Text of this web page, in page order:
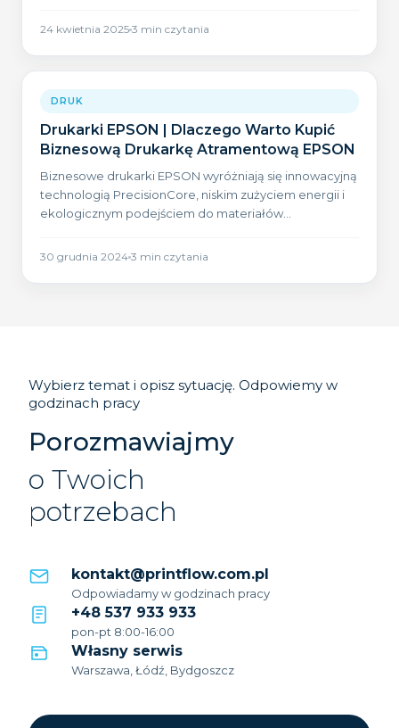
24 kwietnia 2025 3 min czytania
DRUK
Drukarki EPSON | Dlaczego Warto Kupić
Biznesową Drukarkę Atramentową EPSON
Biznesowe drukarki EPSON wyróżniają się innowacyjną
technologią PrecisionCore, niskim zużyciem energii i
ekologicznym podejściem do materiałów
30 grudnia 2024 3 min czytania
Wybierz temat i opisz sytuację. Odpowiemy w
godzinach pracy
Porozmawiajmy
o Twoich
potrzebach
kontakt@printflow.com.pl
Odpowiadamy w godzinach pracy
+48 537 933 933
pon-pt 8:00-16:00
Własny serwis
Warszawa, Łódź, Bydgoszcz